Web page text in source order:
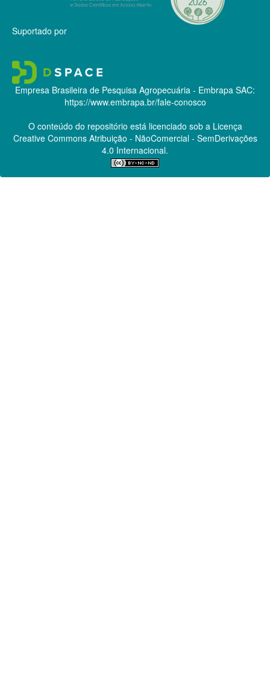
Suportado por
Empresa Brasileira de Pesquisa Agropecuária - Embrapa SAC:
https://www.embrapa.br/fale-conosco
O conteúdo do repositório está licenciado sob a Licença
Creative CommonsAtribuição - NãoComercial - SemDerivações
4.0 Internacional.